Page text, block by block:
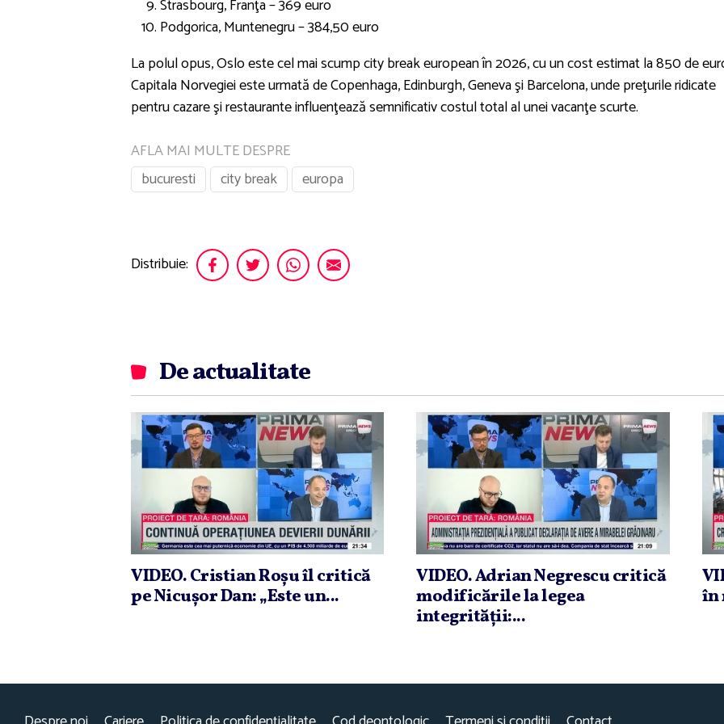
Strasbourg, Franţa – 369 euro
Podgorica, Muntenegru – 384,50 euro
La polul opus, Oslo este cel mai scump city break european în 2026, cu un cost estimat la 850 de
Capitala Norvegiei este urmată de Copenhaga, Edinburgh, Geneva şi Barcelona, unde preţurile ridicate
pentru cazare şi restaurante influenţează semnificativ costul total al unei vacanţe scurte.
AFLA MAI MULTE DESPRE
bucuresti
city break europa
Distribuie:
De actualitate
VIDEO. Cristian Roşu îl critică
pe Nicuşor Dan: „Este un...
VIDEO. Adrian Negrescu critică
modificările la legea
integrităţii:...
în